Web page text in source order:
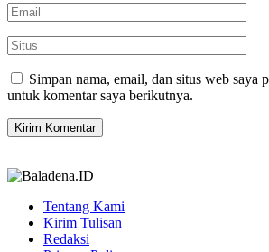
Simpan nama, email, dan situs web saya
untuk komentar saya berikutnya.
Tentang Kami
Kirim Tulisan
Redaksi